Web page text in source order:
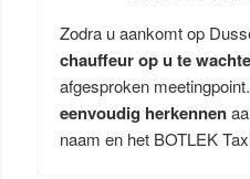
Zodra u aankomt op
chauffeur op u te
afgesproken meetingpoint.
eenvoudig herkennen
naam en het BOTLEK